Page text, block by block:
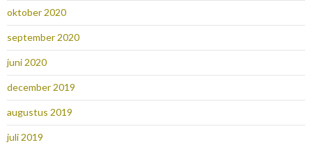
oktober 2020
september 2020
juni 2020
december 2019
augustus 2019
juli 2019